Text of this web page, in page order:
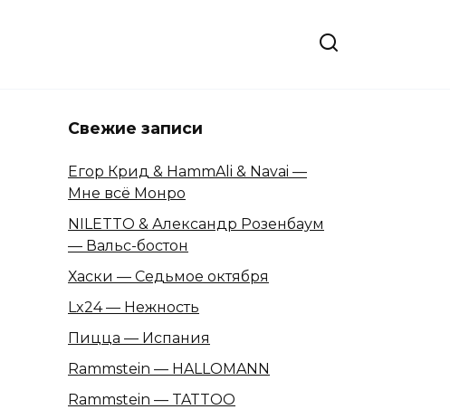
Свежие записи
Егор Крид & HammAli & Navai —
Мне всё Монро
NILETTO & Александр Розенбаум
— Вальс-бостон
Хаски — Седьмое октября
Lx24 — Нежность
Пицца — Испания
Rammstein — HALLOMANN
Rammstein — TATTOO